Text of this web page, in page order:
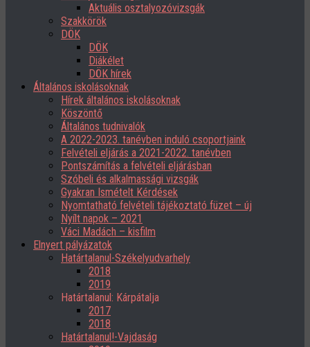
Aktuális osztalyozóvizsgák
Szakkörök
DÖK
DÖK
Diákélet
DÖK hírek
Általános iskolásoknak
Hírek általános iskolásoknak
Köszöntő
Általános tudnivalók
A 2022-2023. tanévben induló csoportjaink
Felvételi eljárás a 2021-2022. tanévben
Pontszámítás a felvételi eljárásban
Szóbeli és alkalmassági vizsgák
Gyakran Ismételt Kérdések
Nyomtatható felvételi tájékoztató füzet – új
Nyílt napok – 2021
Váci Madách – kisfilm
Elnyert pályázatok
Határtalanul-Székelyudvarhely
2018
2019
Határtalanul: Kárpátalja
2017
2018
Határtalanul!-Vajdaság